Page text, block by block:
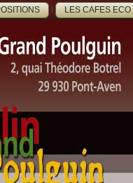
LES CAFES ECO